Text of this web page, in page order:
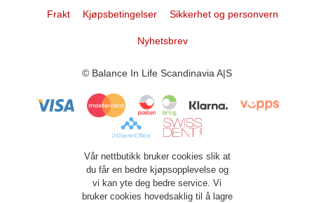
Frakt Kjøpsbetingelser Sikkerhet og personvern
Nyhetsbrev
© Balance In Life Scandinavia A|S
Vår nettbutikk bruker cookies slik at
du får en bedre kjøpsopplevelse og
vi kan yte deg bedre service. Vi
bruker cookies hovedsaklig til å lagre